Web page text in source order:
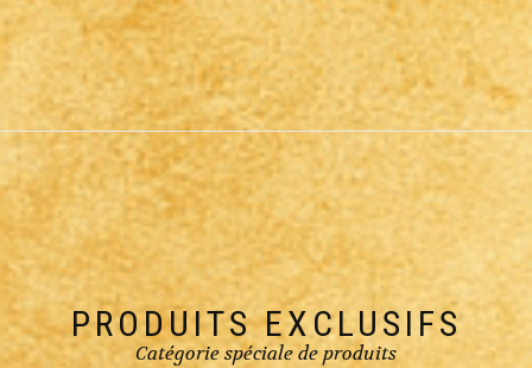
PRODUITS EXCLUSIFS
Catégorie spéciale de produits